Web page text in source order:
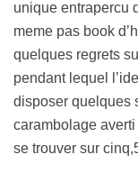
unique entrapercu
meme pas book
quelques regrets
pendant lequel
disposer quelques
carambolage
se trouver sur